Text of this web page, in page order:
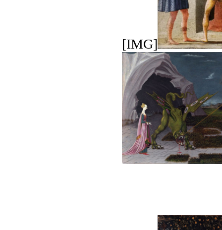
[IMG]